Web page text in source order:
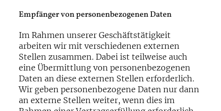
Empfänger von personenbezogenen Daten
Im Rahmen unserer Geschäftstätigkeit
arbeiten wir mit verschiedenen externen
Stellen zusammen. Dabei ist teilweise auch
eine Übermittlung von personenbezogenen
Daten an diese externen Stellen erforderlich.
Wir geben personenbezogene Daten nur dann
an externe Stellen weiter, wenn dies im